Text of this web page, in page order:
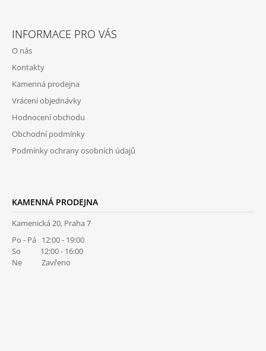
D
P
O
R
U
Č
U
J
E
M
E
FFP2
/
KN95
MASKA
/
ČERNÁ
ROUŠKA
INFORMACE PRO VÁS
O nás
Kontakty
Kamenná prodejna
Vrácení objednávky
Hodnocení obchodu
Obchodní podmínky
Podmínky ochrany osobních údajů
KAMENNÁ PRODEJNA
Kamenická 20, Praha 7
Po - Pá 12:00 - 19:00
So 12:00 - 16:00
Ne Zavřeno